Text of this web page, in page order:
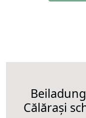
Călărași